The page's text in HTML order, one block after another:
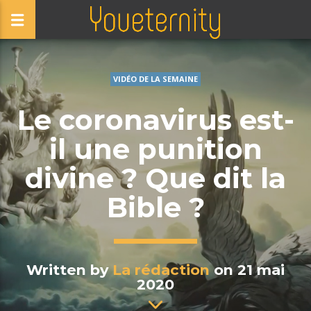
VIDÉO DE LA SEMAINE
Le coronavirus est-
il une punition
divine ? Que dit la
Bible ?
Written byLa rédactionon 21 mai
2020